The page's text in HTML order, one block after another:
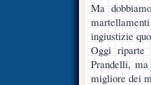
Ma
ingiustizie
Oggi riparte
Prandelli,
migliore dei